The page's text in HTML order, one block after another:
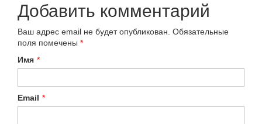
Добавить комментарий
Ваш адрес email не будет опубликован. Обязательные
поля помечены *
Имя *
Email *